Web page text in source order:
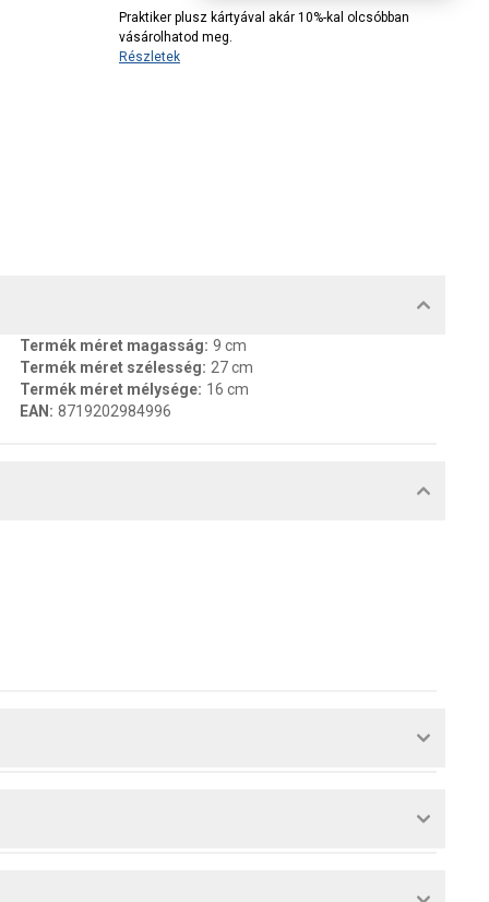
Praktiker plusz kártyával akár 10%-kal olcsóbban
vásárolhatod meg.
Részletek
Termék méret magasság: 9 cm
Termék méret szélesség: 27 cm
Termék méret mélysége: 16 cm
EAN : 8719202984996